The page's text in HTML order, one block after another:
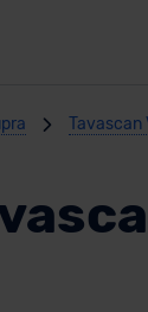
Tavascan